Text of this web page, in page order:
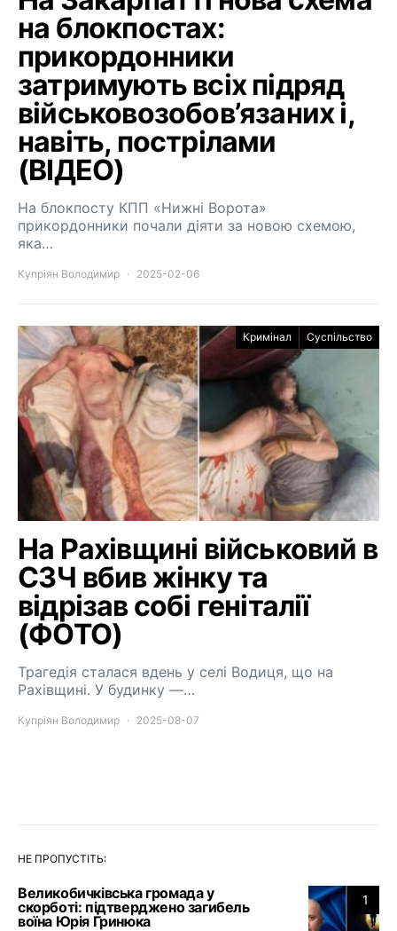
на блокпостах:
прикордонники
затримують всіх підряд
військовозобов’язаних і,
навіть, пострілами
(ВІДЕО)
На блокпосту КПП «Нижні Ворота»
прикордонники почали діяти за новою схемою,
яка…
Купріян Володимир 2025-02-06
Кримінал Суспільство
На Рахівщині військовий в
СЗЧ вбив жінку та
відрізав собі геніталії
(ФОТО)
Трагедія сталася вдень у селі Водиця, що на
Рахівщині. У будинку —…
Купріян Володимир 2025-08-07
НЕ ПРОПУСТІТЬ:
1
Великобичківська громада у
скорботі: підтверджено загибель
воїна Юрія Гринюка